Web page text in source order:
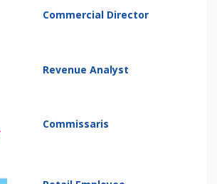
Commercial Director
Revenue Analyst
Commissaris